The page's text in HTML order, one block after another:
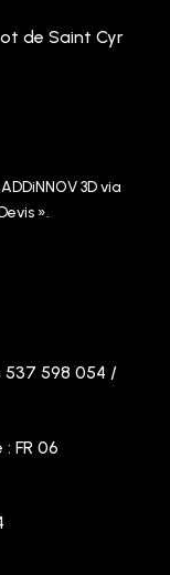
de Saint Cyr
3D via
».
537 598 054 /
FR 06